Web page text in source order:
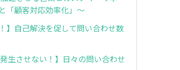
「顧客対応効率化」～
】自己解決を促して問い合わせ数
生させない！】日々の問い合わせ